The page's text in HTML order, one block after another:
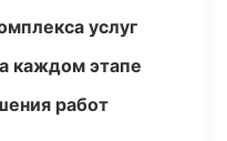
услуг
каждом этапе
работ